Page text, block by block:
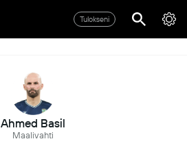
Tulokseni
Ahmed Basil
Maalivahti